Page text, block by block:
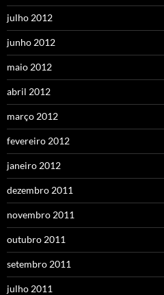
julho 2012
junho 2012
maio 2012
abril 2012
março 2012
fevereiro 2012
janeiro 2012
dezembro 2011
novembro 2011
outubro 2011
setembro 2011
julho 2011